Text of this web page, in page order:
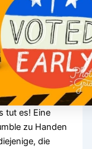
tut es! Eine
zu Handen
die